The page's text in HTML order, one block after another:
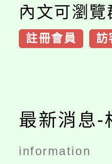
內文可瀏覽
註冊會員 訪
最新消息-
information